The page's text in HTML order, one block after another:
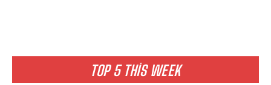
TOP 5 THIS WEEK